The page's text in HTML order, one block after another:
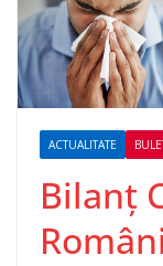
ACTUALITATE
Bilanț